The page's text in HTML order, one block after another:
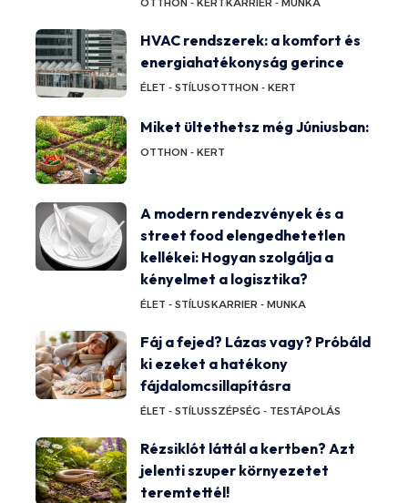
OTTHON - KERT KARRIER - MUNKA
HVAC rendszerek: a komfort és
energiahatékonyság gerince
ÉLET - STÍLUSOTTHON - KERT
Miket ültethetsz még Júniusban:
OTTHON - KERT
A modern rendezvények és a
street food elengedhetetlen
kellékei: Hogyan szolgálja a
kényelmet a logisztika?
ÉLET - STÍLUSKARRIER - MUNKA
Fáj a fejed? Lázas vagy? Próbáld
ki ezeket a hatékony
fájdalomcsillapításra
ÉLET - STÍLUSSZÉPSÉG - TESTÁPOLÁS
Rézsiklót láttál a kertben? Azt
jelenti szuper környezetet
teremtettél!